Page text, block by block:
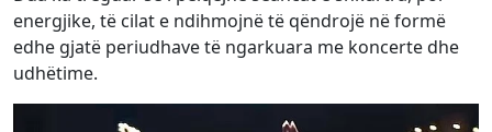
energjike, të cilat e ndihmojnë të qëndrojë në formë
edhe gjatë periudhave të ngarkuara me koncerte dhe
udhëtime.